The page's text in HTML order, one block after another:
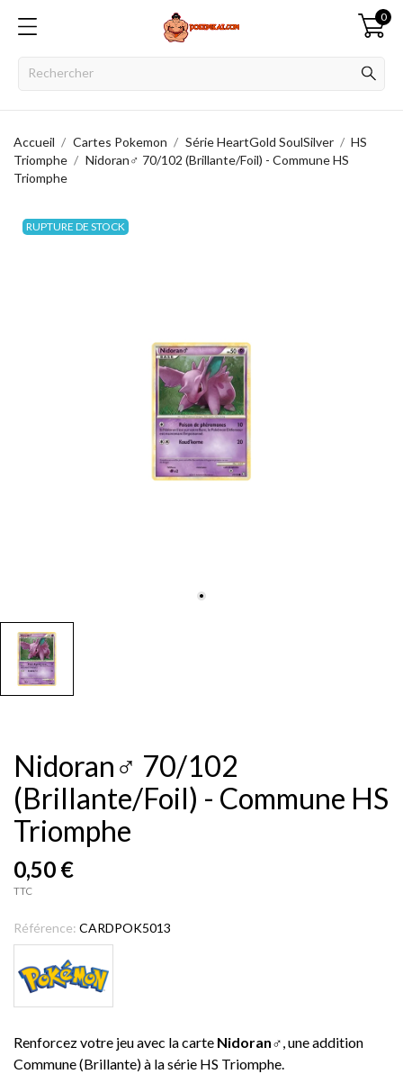
0
Accueil Cartes Pokemon Série HeartGold SoulSilver
HS
Triomphe
Nidoran♂ 70/102 (Brillante/Foil) - Commune HS
Triomphe
RUPTURE DE STOCK
Nidoran♂ 70/102
(Brillante/Foil) - Commune HS
Triomphe
0,50 €
TTC
Référence: CARDPOK5013
Renforcez votre jeu avec la carte Nidoran♂, une addition
Commune (Brillante) à la série HS Triomphe.